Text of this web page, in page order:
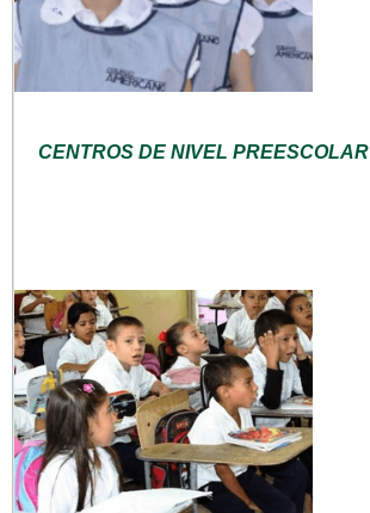
CENTROS DE NIVEL PREESCOLAR